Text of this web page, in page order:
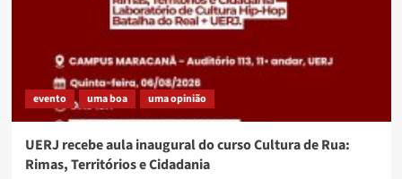
evento uma boa uma opinião
UERJ recebe aula inaugural do curso Cultura de Rua:
Rimas, Territórios e Cidadania